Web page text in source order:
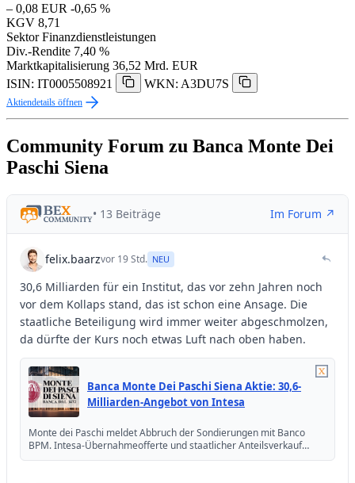
– 0,08 EUR -0,65 %
KGV 8,71
Sektor Finanzdienstleistungen
Div.-Rendite 7,40 %
Marktkapitalisierung 36,52 Mrd. EUR
ISIN: IT0005508921
WKN: A3DU7S
Aktiendetails öffnen
Community Forum zu Banca Monte Dei
Paschi Siena